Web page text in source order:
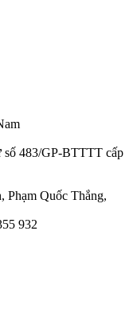
số 483/GP-BTTTT cấp
Phạm Quốc Thắng,
932